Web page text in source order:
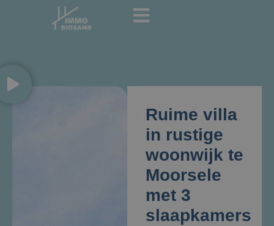
Ruime villa
in rustige
woonwijk te
Moorsele
met 3
slaapkamers